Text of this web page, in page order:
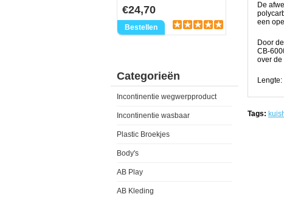
€24,70
Categorieën
Incontinentie wegwerpproduct
Incontinentie wasbaar
Plastic Broekjes
Body's
AB Play
AB Kleding
De
een
Door
CB-
over de
Tags: